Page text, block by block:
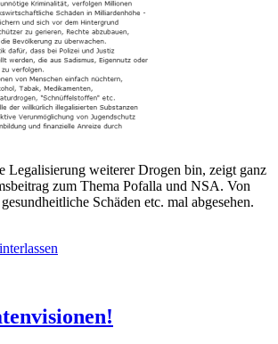
Legalisierung weiterer Drogen bin, zeigt ganz
zum Thema Pofalla und NSA. Von
Schäden etc. mal abgesehen.